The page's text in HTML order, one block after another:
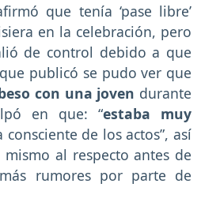
que tenía ‘pase libre’
en la celebración, pero
de control debido a que
publicó se pudo ver que
con una joven durante
en que: “estaba muy
consciente de los actos”, así
al respecto antes de
rumores por parte de